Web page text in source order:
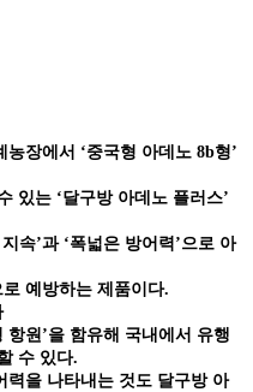
장에서 ‘중국형 아데노 8b형’
있는 ‘달구방 아데노 플러스’
속’과 ‘폭넓은 방어력’으로 아
예방하는 제품이다.
항원’을 함유해 국내에서 유행
수 있다.
력을 나타내는 것도 달구방 아